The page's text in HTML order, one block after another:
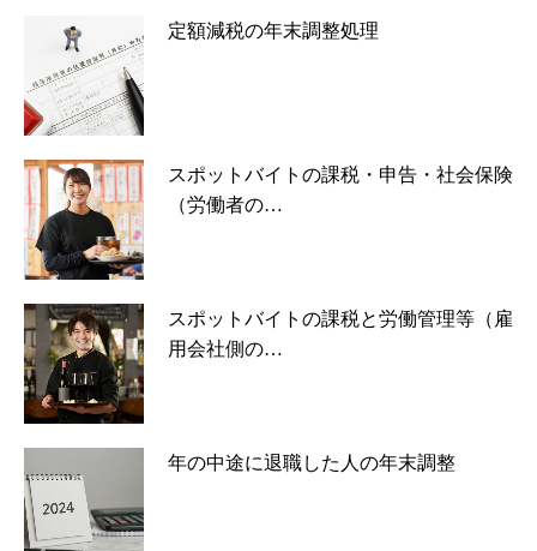
定額減税の年末調整処理
スポットバイトの課税・申告・社会保険
（労働者の…
スポットバイトの課税と労働管理等（雇
用会社側の…
年の中途に退職した人の年末調整